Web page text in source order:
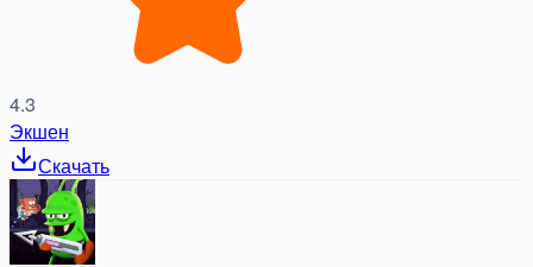
4.3
Экшен
Скачать